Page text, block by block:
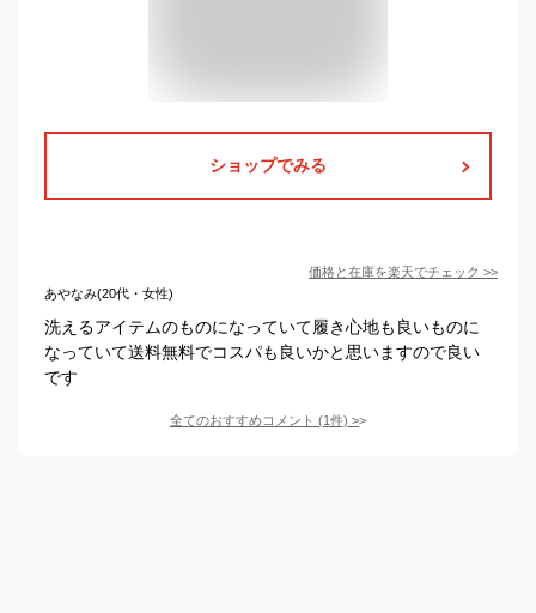
ショップでみる
価格と在庫を楽天でチェック >>
あやなみ(20代・女性)
洗えるアイテムのものになっていて履き心地も良いものに
なっていて送料無料でコスパも良いかと思いますので良い
です
全てのおすすめコメント (1件) >